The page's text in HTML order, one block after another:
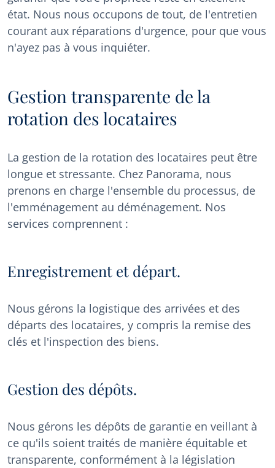
état. Nous nous occupons de tout, de l'entretien
courant aux réparations d'urgence, pour que vous
n'ayez pas à vous inquiéter.
Gestion transparente de la
rotation des locataires
La gestion de la rotation des locataires peut être
longue et stressante. Chez Panorama, nous
prenons en charge l'ensemble du processus, de
l'emménagement au déménagement. Nos
services comprennent :
Enregistrement et départ.
Nous gérons la logistique des arrivées et des
départs des locataires, y compris la remise des
clés et l'inspection des biens.
Gestion des dépôts.
Nous gérons les dépôts de garantie en veillant à
ce qu'ils soient traités de manière équitable et
transparente, conformément à la législation